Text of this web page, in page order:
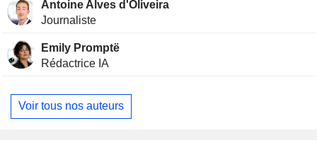
Antoine Alves d'Oliveira
Journaliste
Emily Promptë
Rédactrice IA
Voir tous nos auteurs